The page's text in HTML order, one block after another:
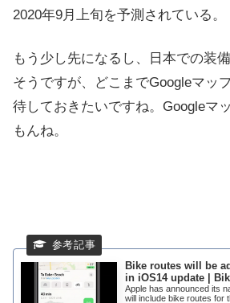
2020年9月上旬を予測されている。
もう少し先になるし、日本での装
そうですが、どこまでGoogleマッ
待しておきたいですね。Googleマ
もんね。
Bike routes will be
in iOS14 update |
Apple has announced its
will include bike routes for